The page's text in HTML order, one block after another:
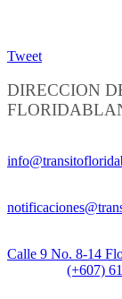
Tweet
DIRECCION
Calle 9 No. 8-14
(+607)